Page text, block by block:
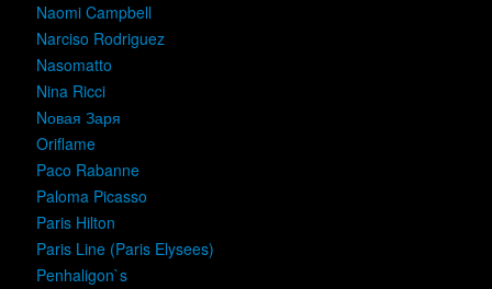
Naomi Campbell
Narciso Rodriguez
Nasomatto
Nina Ricci
Nовая Заря
Oriflame
Paco Rabanne
Paloma Picasso
Paris Hilton
Paris Line (Paris Elysees)
Penhaligon`s